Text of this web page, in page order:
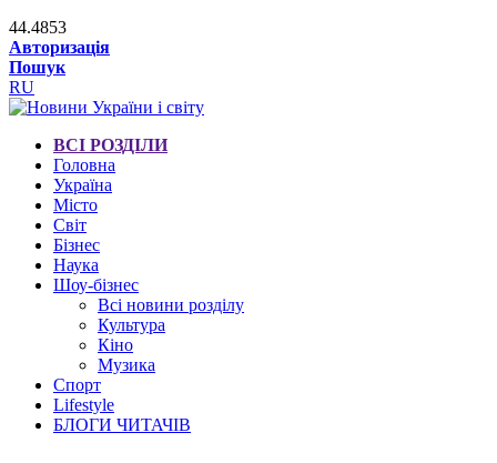
44.4853
Авторизація
Пошук
RU
ВСІ РОЗДІЛИ
Головна
Україна
Місто
Світ
Бізнес
Наука
Шоу-бізнес
Всі новини розділу
Культура
Кіно
Музика
Спорт
Lifestyle
БЛОГИ ЧИТАЧІВ